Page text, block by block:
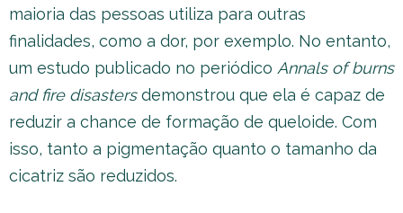
maioria das pessoas utiliza para outras
finalidades, como a dor, por exemplo. No entanto,
um estudo publicado no periódico Annals of burns
and fire disastersdemonstrou que ela é capaz de
reduzir a chance de formação de queloide. Com
isso, tanto a pigmentação quanto o tamanho da
cicatriz são reduzidos.